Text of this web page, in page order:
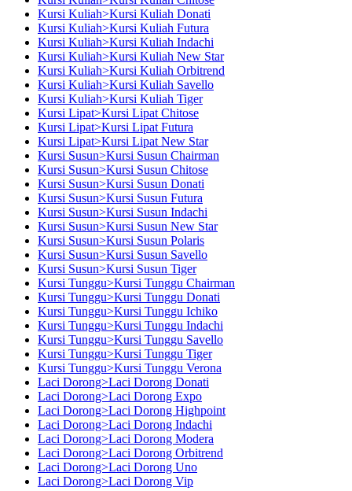
Kursi Kuliah>Kursi Kuliah Donati
Kursi Kuliah>Kursi Kuliah Futura
Kursi Kuliah>Kursi Kuliah Indachi
Kursi Kuliah>Kursi Kuliah New Star
Kursi Kuliah>Kursi Kuliah Orbitrend
Kursi Kuliah>Kursi Kuliah Savello
Kursi Kuliah>Kursi Kuliah Tiger
Kursi Lipat>Kursi Lipat Chitose
Kursi Lipat>Kursi Lipat Futura
Kursi Lipat>Kursi Lipat New Star
Kursi Susun>Kursi Susun Chairman
Kursi Susun>Kursi Susun Chitose
Kursi Susun>Kursi Susun Donati
Kursi Susun>Kursi Susun Futura
Kursi Susun>Kursi Susun Indachi
Kursi Susun>Kursi Susun New Star
Kursi Susun>Kursi Susun Polaris
Kursi Susun>Kursi Susun Savello
Kursi Susun>Kursi Susun Tiger
Kursi Tunggu>Kursi Tunggu Chairman
Kursi Tunggu>Kursi Tunggu Donati
Kursi Tunggu>Kursi Tunggu Ichiko
Kursi Tunggu>Kursi Tunggu Indachi
Kursi Tunggu>Kursi Tunggu Savello
Kursi Tunggu>Kursi Tunggu Tiger
Kursi Tunggu>Kursi Tunggu Verona
Laci Dorong>Laci Dorong Donati
Laci Dorong>Laci Dorong Expo
Laci Dorong>Laci Dorong Highpoint
Laci Dorong>Laci Dorong Indachi
Laci Dorong>Laci Dorong Modera
Laci Dorong>Laci Dorong Orbitrend
Laci Dorong>Laci Dorong Uno
Laci Dorong>Laci Dorong Vip